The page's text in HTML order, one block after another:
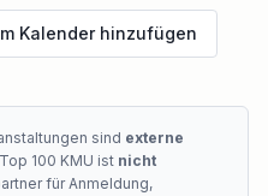
Kalender hinzufügen
sind externe
100 KMU ist nicht
für Anmeldung,